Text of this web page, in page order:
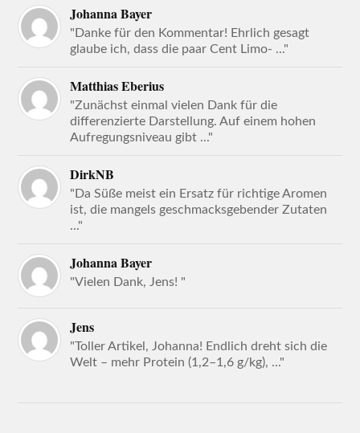
Johanna Bayer
"Danke für den Kommentar! Ehrlich gesagt
glaube ich, dass die paar Cent Limo- ..."
Matthias Eberius
"Zunächst einmal vielen Dank für die
differenzierte Darstellung. Auf einem hohen
Aufregungsniveau gibt ..."
DirkNB
"Da Süße meist ein Ersatz für richtige Aromen
ist, die mangels geschmacksgebender Zutaten
..."
Johanna Bayer
"Vielen Dank, Jens! "
Jens
"Toller Artikel, Johanna! Endlich dreht sich die
Welt – mehr Protein (1,2–1,6 g/kg), ..."